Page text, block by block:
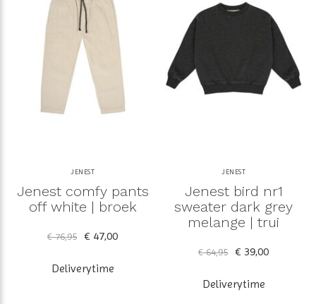
JENEST
Jenest comfy pants
off white | broek
€ 76,95 € 47,00
Deliverytime
JENEST
Jenest bird nr1
sweater dark grey
melange | trui
€ 64,95 € 39,00
Deliverytime